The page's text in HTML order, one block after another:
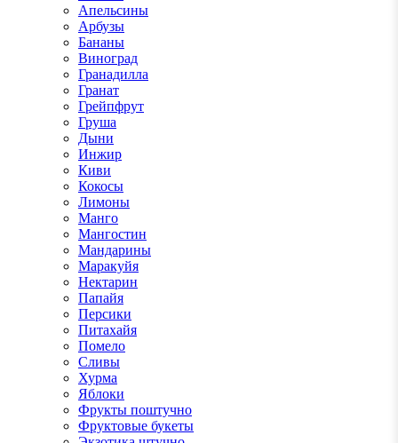
Апельсины
Арбузы
Бананы
Виноград
Гранадилла
Гранат
Грейпфрут
Груша
Дыни
Инжир
Киви
Кокосы
Лимоны
Манго
Мангостин
Мандарины
Маракуйя
Нектарин
Папайя
Персики
Питахайя
Помело
Сливы
Хурма
Яблоки
Фрукты поштучно
Фруктовые букеты